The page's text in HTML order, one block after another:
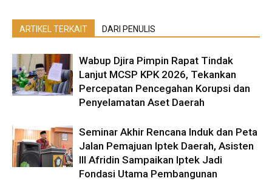
ARTIKEL TERKAIT DARI PENULIS
Wabup Djira Pimpin Rapat Tindak
Lanjut MCSP KPK 2026, Tekankan
Percepatan Pencegahan Korupsi dan
Penyelamatan Aset Daerah
Seminar Akhir Rencana Induk dan Peta
Jalan Pemajuan Iptek Daerah, Asisten
III Afridin Sampaikan Iptek Jadi
Fondasi Utama Pembangunan